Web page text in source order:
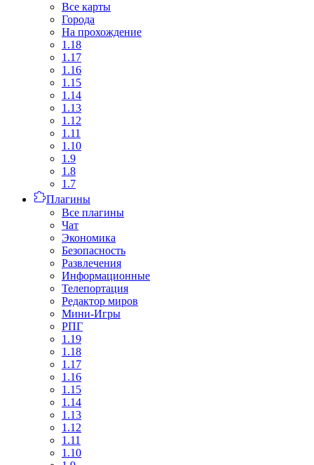
Все карты
Города
На прохождение
1.18
1.17
1.16
1.15
1.14
1.13
1.12
1.11
1.10
1.9
1.8
1.7
Плагины
Все плагины
Чат
Экономика
Безопасность
Развлечения
Информационные
Телепортация
Редактор миров
Мини-Игры
РПГ
1.19
1.18
1.17
1.16
1.15
1.14
1.13
1.12
1.11
1.10